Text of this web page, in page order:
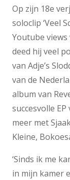
Op zijn 18e
soloclip ‘Veel
Youtube
deed hij veel
van Adje’s
van de
album van
succesvolle
meer met
Kleine,
‘Sinds ik me
in mijn kamer